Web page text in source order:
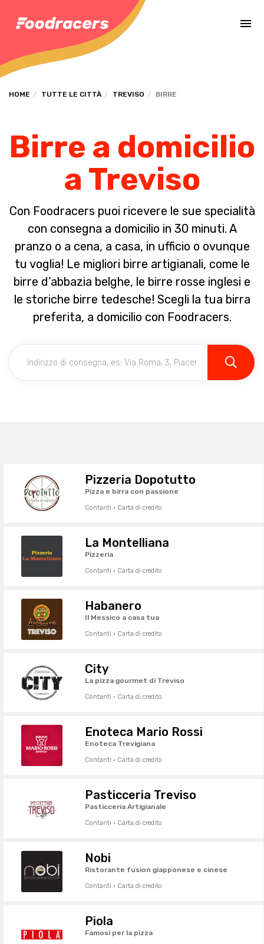
HOME TUTTE LE CITTÀ TREVISO BIRRE
Birre a domicilio
a Treviso
Con Foodracers puoi ricevere le sue specialità
con consegna a domicilio in 30 minuti. A
pranzo o a cena, a casa, in ufficio o ovunque
tu voglia! Le migliori birre artigianali, come le
birre d’abbazia belghe, le birre rosse inglesi e
le storiche birre tedesche! Scegli la tua birra
preferita, a domicilio con Foodracers.
Pizzeria Dopotutto
Pizza e birra con passione
Contanti · Carta di credito
La Montelliana
Pizzeria
Contanti · Carta di credito
Habanero
Il Messico a casa tua
Contanti · Carta di credito
City
La pizza gourmet di Treviso
Contanti · Carta di credito
Enoteca Mario Rossi
Enoteca Trevigiana
Contanti · Carta di credito
Pasticceria Treviso
Pasticceria Artigianale
Contanti · Carta di credito
Nobi
Ristorante fusion giapponese e cinese
Contanti · Carta di credito
Piola
Famosi per la pizza